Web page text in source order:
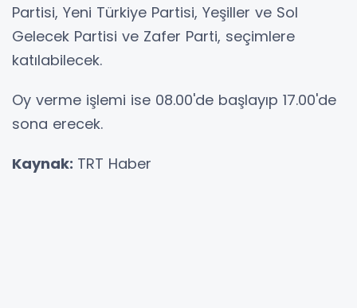
Partisi, Yeni Türkiye Partisi, Yeşiller ve Sol
Gelecek Partisi ve Zafer Parti, seçimlere
katılabilecek.
Oy verme işlemi ise 08.00'de başlayıp 17.00'de
sona erecek.
Kaynak: TRT Haber